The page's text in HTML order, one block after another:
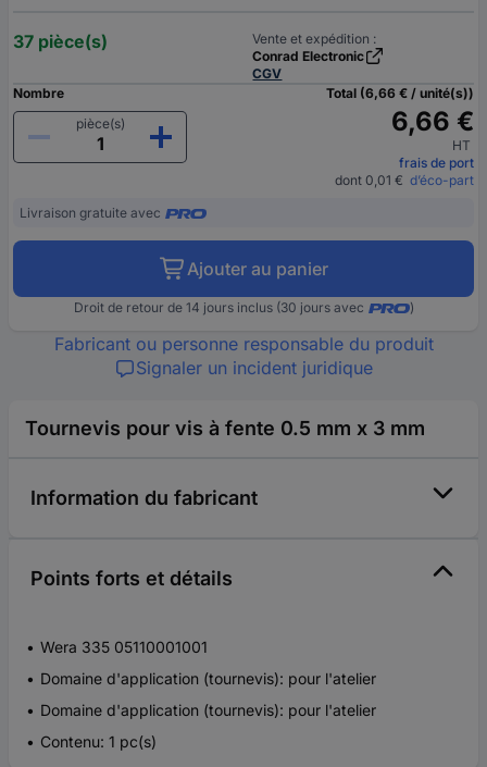
37 pièce(s)
Vente et expédition :
Conrad Electronic
CGV
Nombre
pièce(s)
Total (6,66 € / unité(s))
6,66 €
HT
frais de port
dont 0,01 € d’éco-part
Livraison gratuite avec
Ajouter au panier
Droit de retour de 14 jours inclus (30 jours avec )
Fabricant ou personne responsable du produit
Signaler un incident juridique
Tournevis pour vis à fente 0.5 mm x 3 mm
Information du fabricant
Points forts et détails
Wera 335 05110001001
Domaine d'application (tournevis): pour l'atelier
Domaine d'application (tournevis): pour l'atelier
Contenu: 1 pc(s)